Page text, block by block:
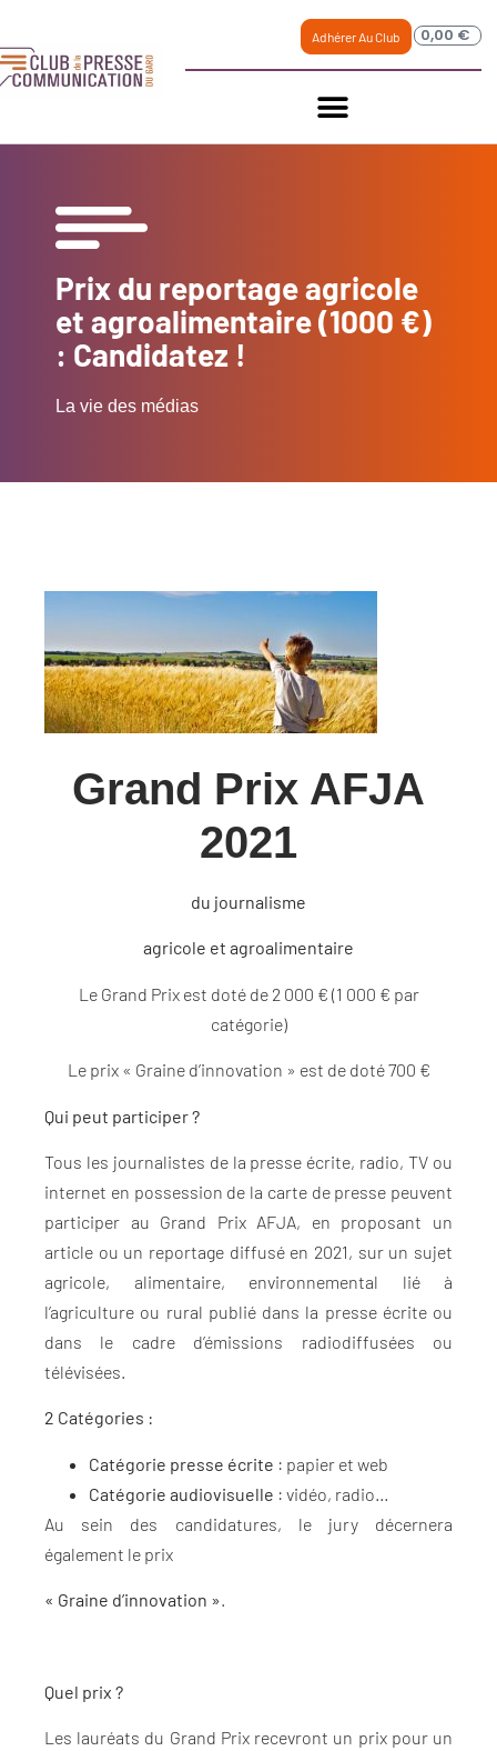
Adhérer Au Club 0,00 €
Prix du reportage agricole
et agroalimentaire (1000 €)
: Candidatez !
La vie des médias
Grand Prix AFJA
2021
du journalisme
agricole et agroalimentaire
Le Grand Prix est doté de 2 000 € (1 000 € par
catégorie)
Le prix « Graine d’innovation » est de doté 700 €
Qui peut participer ?
Tous les journalistes de la presse écrite, radio, TV ou
internet en possession de la carte de presse peuvent
participer au Grand Prix AFJA, en proposant un
article ou un reportage diffusé en 2021, sur un sujet
agricole, alimentaire, environnemental lié à
l’agriculture ou rural publié dans la presse écrite ou
dans le cadre d’émissions radiodiffusées ou
télévisées.
2 Catégories :
Catégorie presse écrite : papier et web
Catégorie audiovisuelle : vidéo, radio…
Au sein des candidatures, le jury décernera
également le prix
« Graine d’innovation ».
Quel prix ?
Les lauréats du Grand Prix recevront un prix pour un